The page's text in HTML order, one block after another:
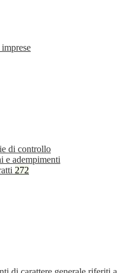
di controllo
e adempimenti
272